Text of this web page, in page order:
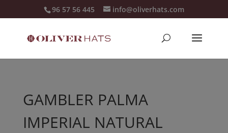
96 57 56 445 info@oliverhats.com
GAMBLER PALMA
IMPERIAL NATURAL